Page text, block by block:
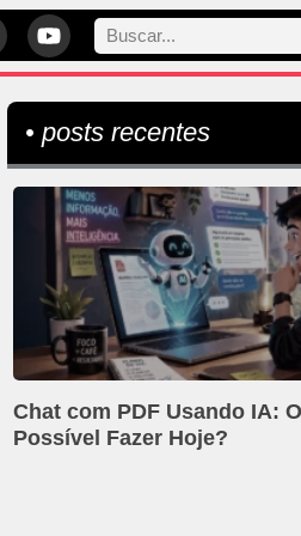
• posts recentes
Chat com PDF Usando IA:
Possível Fazer Hoje?